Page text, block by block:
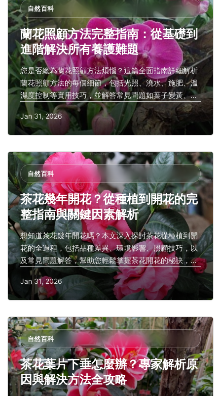
自然百科
蘭花照顧方法完整指南：從基礎到
進階解決所有養護難題
您是否總為蘭花照顧方法煩惱？這篇全面指南詳細解析
蘭花照顧方法的每個細節，包括光照、澆水、施肥、溫
濕度控制等實用技巧，並解答常見問題如葉子變黃、不
開花等，幫助初學者和進階者輕鬆養出健康蘭花。
Jan 31, 2026
自然百科
茶花幾年開花？從種植到開花的完
整指南與關鍵因素解析
想知道茶花幾年開花嗎？本文深入探討茶花從種植到開
花的全過程，包括品種差異、環境影響、照顧技巧，以
及常見問題解答，幫助您輕鬆掌握茶花開花的秘訣，解
決等待開花的焦慮。
Jan 31, 2026
自然百科
茶花葉片下垂怎麼辦？專家解析原
因與解決方法全攻略